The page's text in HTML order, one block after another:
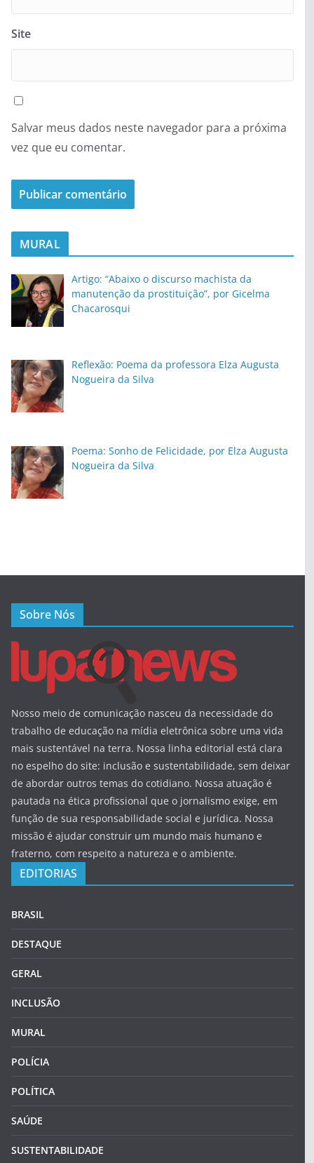
Site
Salvar meus dados neste navegador para a próxima
vez que eu comentar.
MURAL
Artigo: “Abaixo o discurso machista da
manutenção da prostituição”, por Gicelma
Chacarosqui
Reflexão: Poema da professora Elza Augusta
Nogueira da Silva
Poema: Sonho de Felicidade, por Elza Augusta
Nogueira da Silva
Sobre Nós
Nosso meio de comunicação nasceu da necessidade do
trabalho de educação na mídia eletrônica sobre uma vida
mais sustentável na terra. Nossa linha editorial está clara
no espelho do site: inclusão e sustentabilidade, sem deixar
de abordar outros temas do cotidiano. Nossa atuação é
pautada na ética profissional que o jornalismo exige, em
função de sua responsabilidade social e jurídica. Nossa
missão é ajudar construir um mundo mais humano e
fraterno, com respeito a natureza e o ambiente.
EDITORIAS
BRASIL
DESTAQUE
GERAL
INCLUSÃO
MURAL
POLÍCIA
POLÍTICA
SAÚDE
SUSTENTABILIDADE